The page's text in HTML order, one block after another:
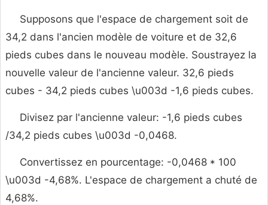
Supposons que l'espace de chargement soit de
34,2 dans l'ancien modèle de voiture et de 32,6
pieds cubes dans le nouveau modèle. Soustrayez la
nouvelle valeur de l'ancienne valeur. 32,6 pieds
cubes - 34,2 pieds cubes \u003d -1,6 pieds cubes.
Divisez par l'ancienne valeur: -1,6 pieds cubes
/34,2 pieds cubes \u003d -0,0468.
Convertissez en pourcentage: -0,0468 * 100
\u003d -4,68%. L'espace de chargement a chuté de
4,68%.